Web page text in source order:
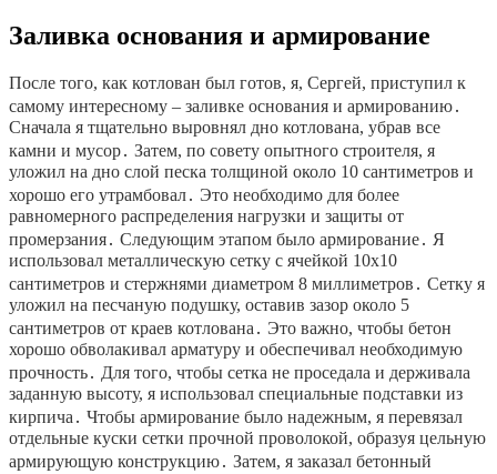
Заливка основания и армирование
После того, как котлован был готов, я, Сергей, приступил к
самому интересному – заливке основания и армированию․
Сначала я тщательно выровнял дно котлована, убрав все
камни и мусор․ Затем, по совету опытного строителя, я
уложил на дно слой песка толщиной около 10 сантиметров и
хорошо его утрамбовал․ Это необходимо для более
равномерного распределения нагрузки и защиты от
промерзания․ Следующим этапом было армирование․ Я
использовал металлическую сетку с ячейкой 10х10
сантиметров и стержнями диаметром 8 миллиметров․ Сетку я
уложил на песчаную подушку, оставив зазор около 5
сантиметров от краев котлована․ Это важно, чтобы бетон
хорошо обволакивал арматуру и обеспечивал необходимую
прочность․ Для того, чтобы сетка не проседала и держивала
заданную высоту, я использовал специальные подставки из
кирпича․ Чтобы армирование было надежным, я перевязал
отдельные куски сетки прочной проволокой, образуя цельную
армирующую конструкцию․ Затем, я заказал бетонный